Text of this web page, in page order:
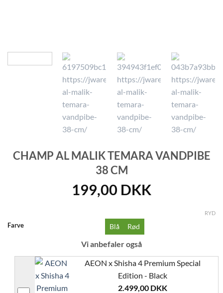
CHAMP AL MALIK TEMARA VANDPIBE
38 CM
199,00 DKK
Farve Blå Rød
RYD
Vi anbefaler også
AEON x Shisha 4 Premium Special
Edition - Black
2.499,00 DKK